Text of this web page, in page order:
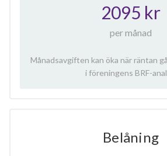
2095 kr
per månad
Månadsavgiften kan öka när räntan
i föreningens BRF-
Belåning